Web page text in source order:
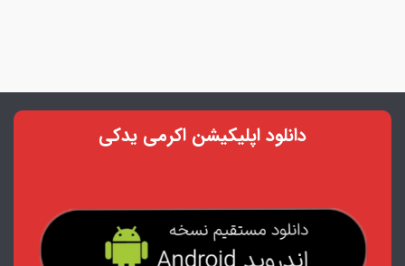
دانلود اپلیکیشن اکرمی یدکی